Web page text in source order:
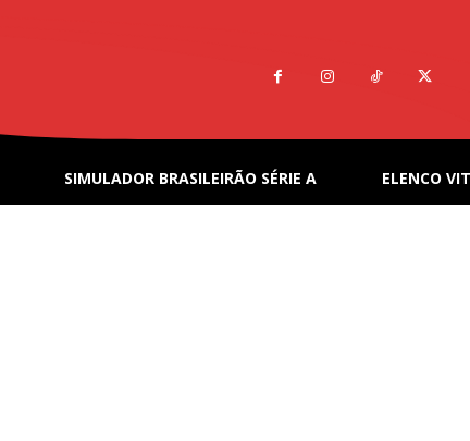
SIMULADOR BRASILEIRÃO SÉRIE A ELENCO